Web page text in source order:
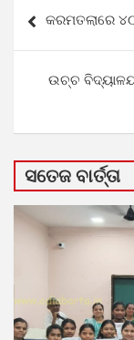
navigation
କରମତଲାରେ
ଉଚ୍ଚ
ସତେଜ ବାର୍ତ୍ତା